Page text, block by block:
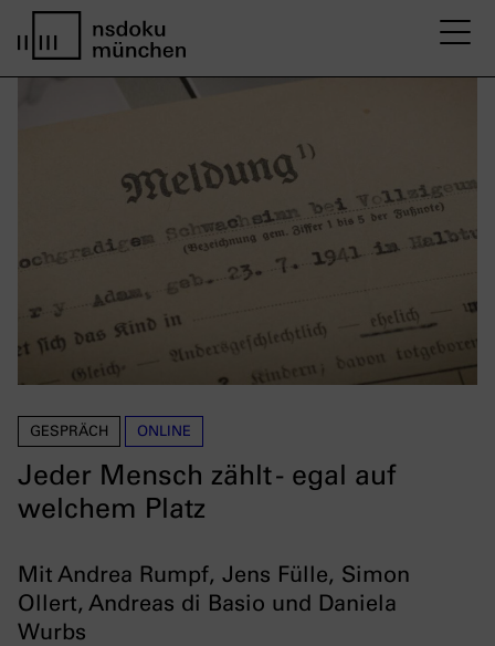
GESPRÄCH ONLINE
Jeder Mensch zählt - egal auf
welchem Platz
Mit Andrea Rumpf, Jens Fülle, Simon
Ollert, Andreas di Basio und Daniela
Wurbs